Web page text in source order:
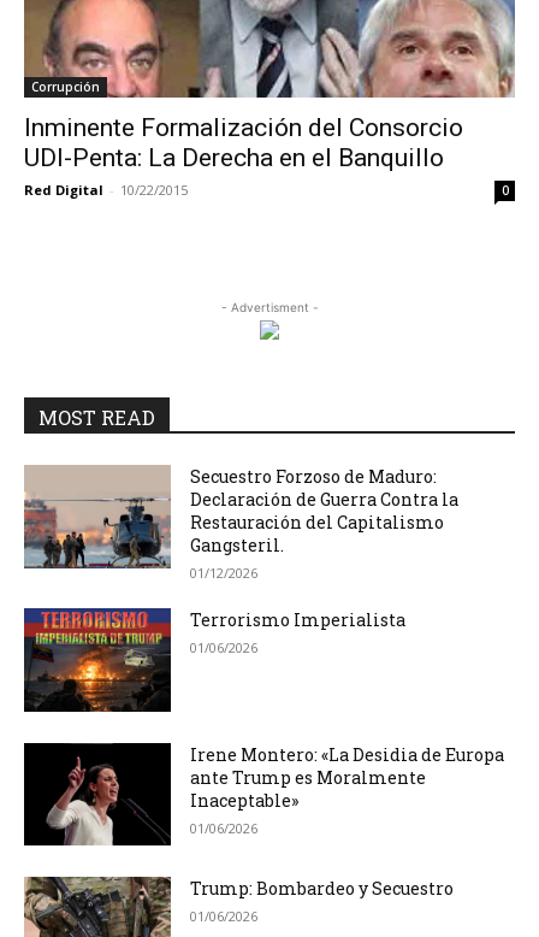
Corrupción
Inminente Formalización del Consorcio
UDI-Penta: La Derecha en el Banquillo
Red Digital - 10/22/2015 0
- Advertisment -
MOST READ
Secuestro Forzoso de Maduro:
Declaración de Guerra Contra la
Restauración del Capitalismo
Gangsteril.
01/12/2026
Terrorismo Imperialista
01/06/2026
Irene Montero: «La Desidia de Europa
ante Trump es Moralmente
Inaceptable»
01/06/2026
Trump: Bombardeo y Secuestro
01/06/2026